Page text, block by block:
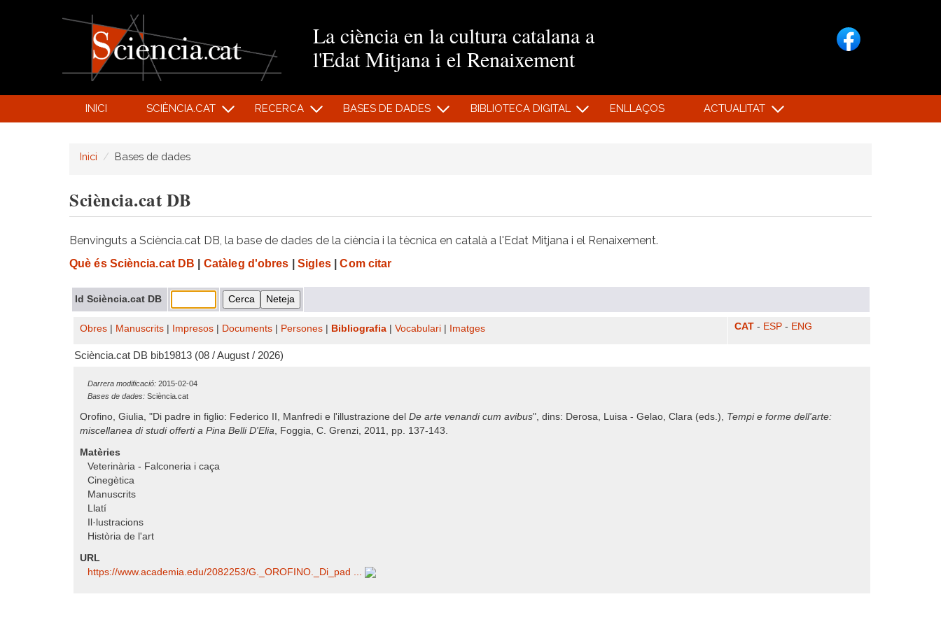
La ciència en la cultura catalana a
l'Edat Mitjana i el Renaixement
INICI SCIÈNCIA.CAT RECERCA BASES DE DADES BIBLIOTECA DIGITAL ENLLAÇOS ACTUALITAT
Inici Bases de dades
Sciència.cat DB
Benvinguts a Sciència.cat DB, la base de dades de la ciència i la tècnica en català a l'Edat Mitjana i el Renaixement.
Què és Sciència.cat DB Catàleg d'obres Sigles| Com citar
Id Sciència.cat DB
Obres Manuscrits Impresos Documents Persones Bibliografia Vocabulari Imatges CAT - ESP - ENG
Sciència.cat DB bib19813 (08 / August / 2026)
Darrera modificació: 2015-02-04
Bases de dades: Sciència.cat
Orofino, Giulia, "Di padre in figlio: Federico II, Manfredi e l'illustrazione del De arte venandi cum avibus", dins: Derosa, Luisa - Gelao, Clara (eds.), Tempi e forme dell'arte:
miscellanea di studi offerti a Pina Belli D'Elia, Foggia, C. Grenzi, 2011, pp. 137-143.
Matèries
Veterinària - Falconeria i caça
Cinegètica
Manuscrits
Llatí
Il·lustracions
Història de l'art
URL
https:/​/​www.academia.edu/​2082253/​G._OROFINO._Di_pad ...